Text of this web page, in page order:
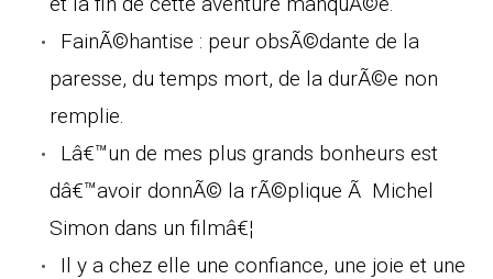
FainÃ©hantise : peur obsÃ©dante de la
paresse, du temps mort, de la durÃ©e non
remplie.
Lâ€™un de mes plus grands bonheurs est
dâ€™avoir donnÃ© la rÃ©plique Ã Michel
Simon dans un filmâ€¦
Il y a chez elle une confiance, une joie et une